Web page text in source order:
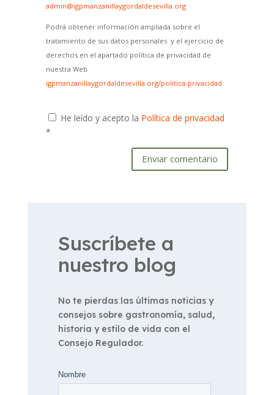
admin@igpmanzanillaygordaldesevilla.org
Podrá obtener información ampliada sobre el
tratamiento de sus datos personales y el ejercicio de
derechos en el apartado política de privacidad de
nuestra Web
igpmanzanillaygordaldesevilla.org/politica-privacidad
He leído y acepto la Política de privacidad
*
Enviar comentario
Suscríbete a
nuestro blog
No te pierdas las últimas noticias y
consejos sobre gastronomía, salud,
historia y estilo de vida con el
Consejo Regulador.